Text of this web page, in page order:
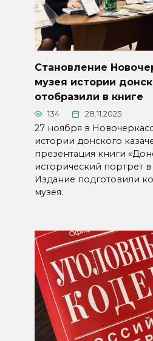
Становление
музея истории
отобразили в книге
134 28.11.2025
27 ноября в
истории донского
презентация книги
исторический портрет
Издание подготовили
музея.